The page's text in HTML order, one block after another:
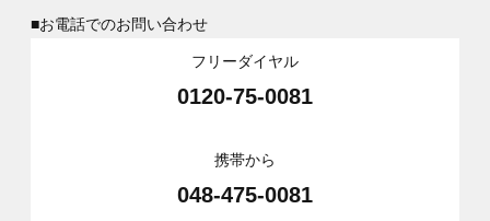
■お電話でのお問い合わせ
フリーダイヤル
0120-75-0081
携帯から
048-475-0081